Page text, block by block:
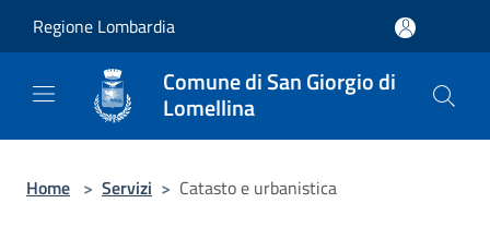
Regione Lombardia
Comune di San Giorgio di
Lomellina
Home > Servizi > Catasto e urbanistica